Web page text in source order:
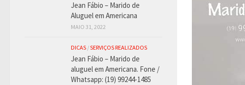
Jean Fábio – Marido de
Aluguel em Americana
MAIO 31, 2022
DICAS /SERVIÇOS REALIZADOS
Jean Fábio – Marido de
aluguel em Americana. Fone /
Whatsapp: (19) 99244-1485